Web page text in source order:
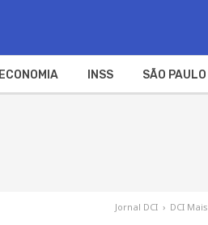
ECONOMIA INSS SÃO PAULO
Jornal DCI › DCI Mais